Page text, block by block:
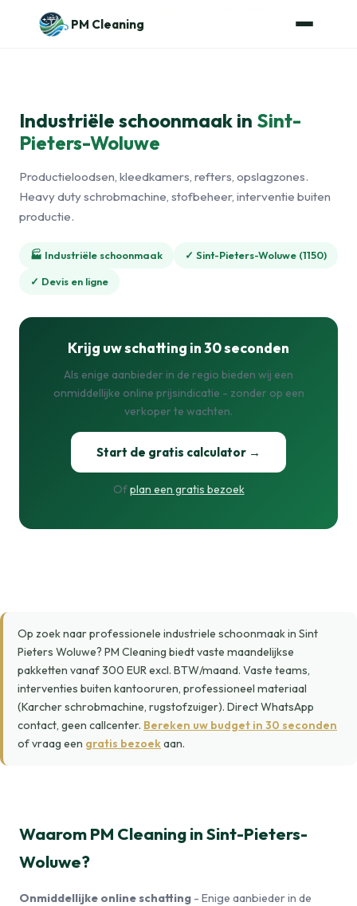
Naar de inhoud
PM Cleaning
Industriële schoonmaak in Sint-
Pieters-Woluwe
Productieloodsen, kleedkamers, refters, opslagzones.
Heavy duty schrobmachine, stofbeheer, interventie buiten
productie.
🏭 Industriële schoonmaak ✓ Sint-Pieters-Woluwe (1150)
✓ Devis en ligne
Krijg uw schatting in 30 seconden
Als enige aanbieder in de regio bieden wij een
onmiddellijke online prijsindicatie - zonder op een
verkoper te wachten.
Start de gratis calculator →
Ofplan een gratis bezoek
Op zoek naar professionele industriele schoonmaak in Sint
Pieters Woluwe? PM Cleaning biedt vaste maandelijkse
pakketten vanaf 300 EUR excl. BTW/maand. Vaste teams,
interventies buiten kantooruren, professioneel materiaal
(Karcher schrobmachine, rugstofzuiger). Direct WhatsApp
contact, geen callcenter. Bereken uw budget in 30 seconden
of vraag een gratis bezoekaan.
Waarom PM Cleaning in Sint-Pieters-
Woluwe?
Onmiddellijke online schatting - Enige aanbieder in de